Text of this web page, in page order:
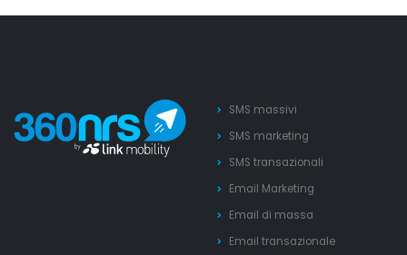
SMS massivi
SMS marketing
SMS transazionali
Email Marketing
Email di massa
Email transazionale